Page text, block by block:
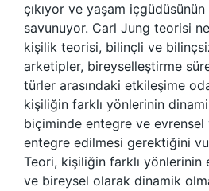
çıkıyor ve yaşam
savunuyor. Carl Jung teorisi
kişilik teorisi, bilinçli ve
arketipler, bireyselleştirme
türler arasındaki etkileşime
kişiliğin farklı yönlerinin
biçiminde entegre ve
entegre edilmesi gerektiğini
Teori, kişiliğin farklı yönlerinin
ve bireysel olarak dinamik